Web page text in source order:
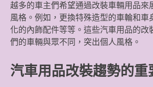
越多的車主們希望通過改裝車輛用品來
風格。例如，更換特殊造型的車輪和車
化的內飾配件等等。這些汽車用品的改
們的車輛與眾不同，突出個人風格。
汽車用品改裝趨勢的重